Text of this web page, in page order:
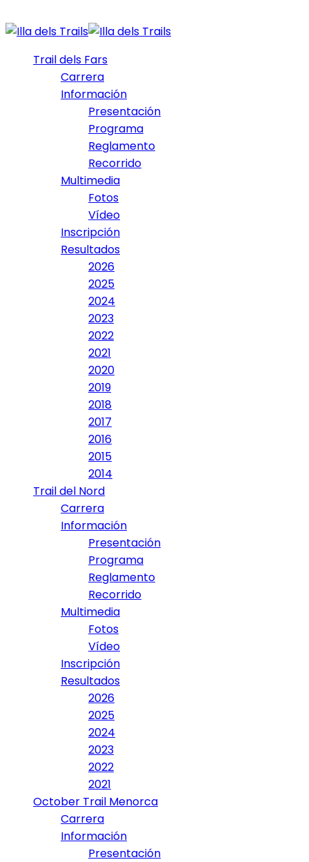
Trail dels Fars
Carrera
Información
Presentación
Programa
Reglamento
Recorrido
Multimedia
Fotos
Vídeo
Inscripción
Resultados
2026
2025
2024
2023
2022
2021
2020
2019
2018
2017
2016
2015
2014
Trail del Nord
Carrera
Información
Presentación
Programa
Reglamento
Recorrido
Multimedia
Fotos
Vídeo
Inscripción
Resultados
2026
2025
2024
2023
2022
2021
October Trail Menorca
Carrera
Información
Presentación